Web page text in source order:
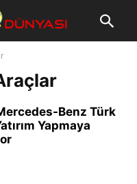
Benz Türk
Yapmaya